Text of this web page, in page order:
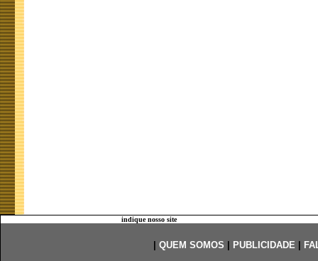
indique nosso site
QUEM SOMOS PUBLICIDADE|